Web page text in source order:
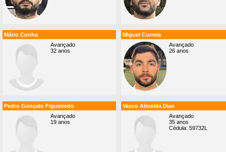
Mário Cunha
Avançado
32 anos
Miguel Correia
Avançado
26 anos
Pedro Gonçalo Figueiredo
Avançado
19 anos
Vasco Almeida Dias
Avançado
35 anos
Cédula: 59732L